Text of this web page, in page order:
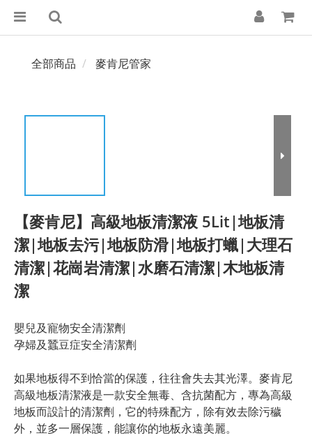
全部商品 麥肯尼管家
【麥肯尼】高級地板清潔液 5Lit|地板清
潔|地板去污|地板防滑|地板打蠟|大理石
清潔|花崗岩清潔|水磨石清潔|木地板清
潔
嬰兒及寵物安全清潔劑
孕婦及蠶豆症安全清潔劑
如果地板得不到恰當的保護，往往會失去其光澤。麥肯尼
高級地板清潔液是一款安全無毒、含抗菌配方，專為高級
地板而設計的清潔劑，它的特殊配方，除有效去除污穢
外，並多一層保護，能讓你的地板永遠美麗。